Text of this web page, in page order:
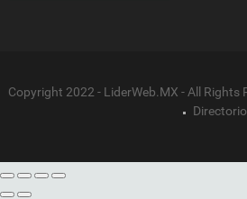
Copyright 2022 - LiderWeb.MX - All Rights
Directorio